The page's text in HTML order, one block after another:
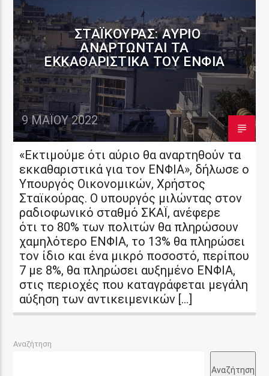
ΣΤΑΪΚΟΎΡΑΣ: ΑΎΡΙΟ
ΑΝΑΡΤΏΝΤΑΙ ΤΑ
ΕΚΚΑΘΑΡΙΣΤΙΚΆ ΤΟΥ ΕΝΦΙΑ
9 ΜΑΪ́ΟΥ 2022
«Εκτιμούμε ότι αύριο θα αναρτηθούν τα
εκκαθαριστικά για τον ΕΝΦΙΑ», δήλωσε ο
Υπουργός Οικονομικών, Χρήστος
Σταϊκούρας. Ο υπουργός μιλώντας στον
ραδιοφωνικό σταθμό ΣΚΑΪ, ανέφερε
ότι το 80% των πολιτών θα πληρώσουν
χαμηλότερο ΕΝΦΙΑ, το 13% θα πληρώσει
τον ίδιο και ένα μικρό ποσοστό, περίπου
7 με 8%, θα πληρώσει αυξημένο ΕΝΦΙΑ,
στις περιοχές που καταγράφεται μεγάλη
αύξηση των αντικειμενικών […]
Αναζήτηση
Αναζήτηση